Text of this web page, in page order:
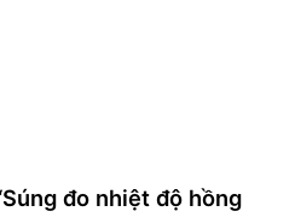
đo nhiệt độ hồng